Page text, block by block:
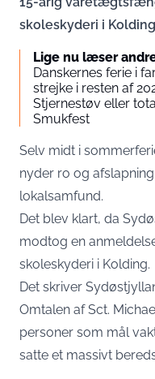
skoleskyderi i
Lige nu læser
Danskernes ferie i
strejke i resten af
Stjernestøv eller
Smukfest
Selv midt i
nyder ro og
lokalsamfund.
Det blev klart, da
modtog en
skoleskyderi i Kolding.
Det skriver
Omtalen af Sct.
personer som mål
satte et massivt